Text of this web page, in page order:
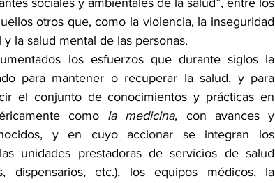
sociales y ambientales de la salud”, entre los
otros que, como la violencia, la inseguridad
la salud mental de las personas.
los esfuerzos que durante siglos la
para mantener o recuperar la salud, y para
el conjunto de conocimientos y prácticas en
como la medicina, con avances y
y en cuyo accionar se integran los
unidades prestadoras de servicios de salud
dispensarios, etc.), los equipos médicos, la